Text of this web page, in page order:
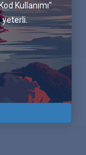
Kullanımı"
yeterli.